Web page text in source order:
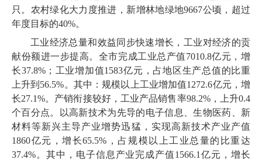
只。农村绿化大力度推进，新增林地绿地9667公顷，超过
年度目标的40%。
工业经济总量和效益同步快速增长，工业对经济的贡
献份额进一步提高。全市完成工业总产值7010.8亿元，增
长37.8%；工业增加值1583亿元，占地区生产总值的比重
上升到56.5%。其中：规模以上工业增加值1272.6亿元，增
长27.1%。产销衔接较好，工业产品销售率98.2%，上升0.4
个百分点。以高新技术为先导的电子信息、生物医药、新
材料等新兴主导产业增势迅猛，实现高新技术产业产值
1860亿元，增长65.5%，占规模以上工业总量的比重达
37.4%。其中，电子信息产业完成产值1566.1亿元，增长